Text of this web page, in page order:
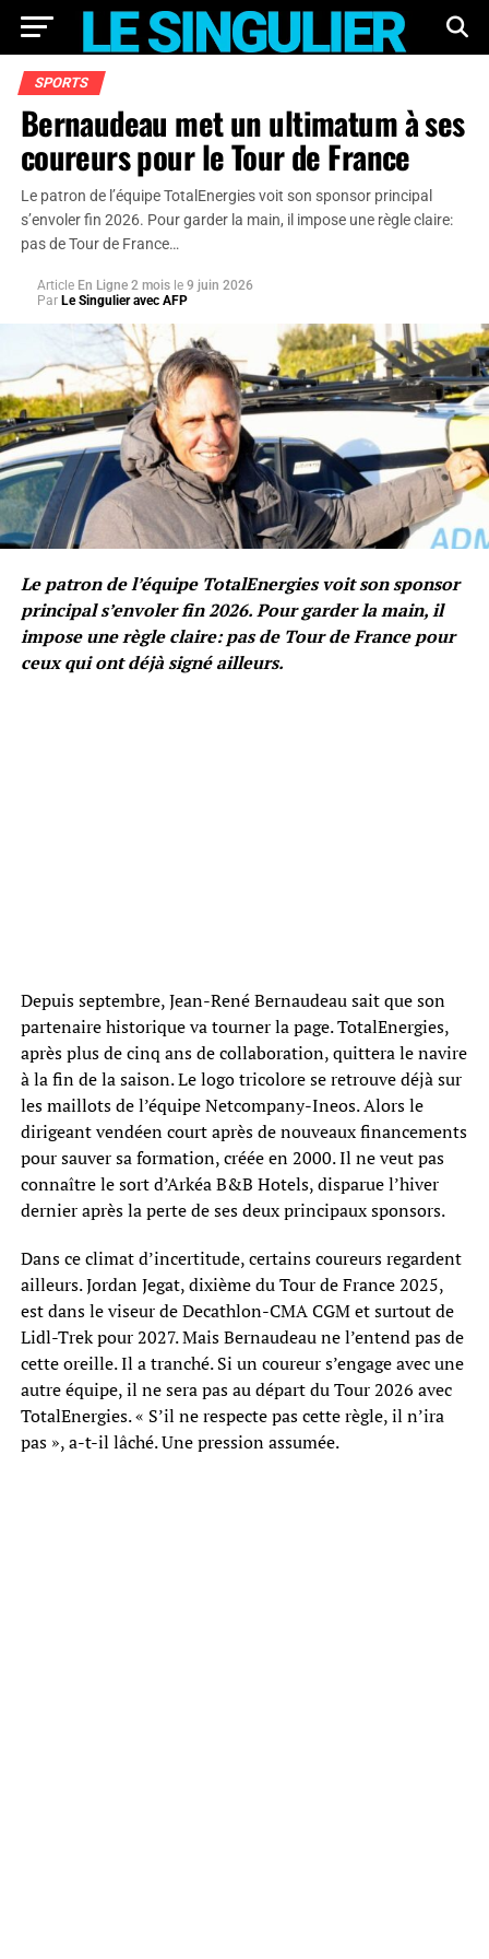
SPORTS
Bernaudeau met un ultimatum à ses
coureurs pour le Tour de France
Le patron de l’équipe TotalEnergies voit son sponsor principal
s’envoler fin 2026. Pour garder la main, il impose une règle claire:
pas de Tour de France…
Article En Ligne 2 mois le 9 juin 2026
Par Le Singulier avec AFP
Le patron de l’équipe TotalEnergies voit son sponsor
principal s’envoler fin 2026. Pour garder la main, il
impose une règle claire: pas de Tour de France pour
ceux qui ont déjà signé ailleurs.
Depuis septembre, Jean-René Bernaudeau sait que son
partenaire historique va tourner la page. TotalEnergies,
après plus de cinq ans de collaboration, quittera le navire
à la fin de la saison. Le logo tricolore se retrouve déjà sur
les maillots de l’équipe Netcompany-Ineos. Alors le
dirigeant vendéen court après de nouveaux financements
pour sauver sa formation, créée en 2000. Il ne veut pas
connaître le sort d’Arkéa B&B Hotels, disparue l’hiver
dernier après la perte de ses deux principaux sponsors.
Dans ce climat d’incertitude, certains coureurs regardent
ailleurs. Jordan Jegat, dixième du Tour de France 2025,
est dans le viseur de Decathlon-CMA CGM et surtout de
Lidl-Trek pour 2027. Mais Bernaudeau ne l’entend pas de
cette oreille. Il a tranché. Si un coureur s’engage avec une
autre équipe, il ne sera pas au départ du Tour 2026 avec
TotalEnergies. « S’il ne respecte pas cette règle, il n’ira
pas », a-t-il lâché. Une pression assumée.